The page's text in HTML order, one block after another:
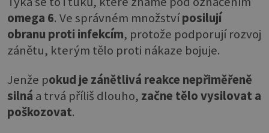
omega 6. Ve správném množstvíposilují
obranu proti infekcím, protože podporují rozvoj
zánětu, kterým tělo proti nákaze bojuje.
Jenže pokud je zánětlivá reakce nepřiměřeně
silná a trvá příliš dlouho, začne tělo vysilovat a
poškozovat.